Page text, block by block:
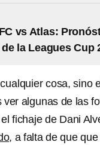
vs Atlas:
la Leagues Cup
cosa, sino
algunas de las
fichaje de Dani
, a falta de que